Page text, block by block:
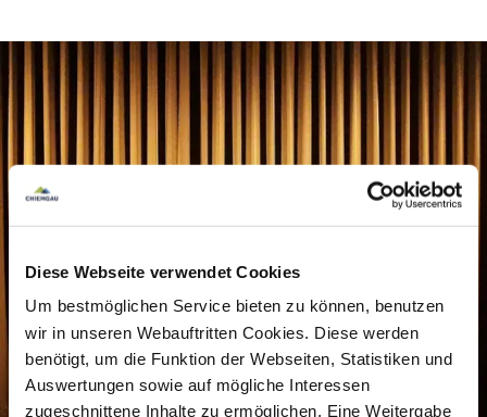
Diese Webseite verwendet Cookies
Um bestmöglichen Service bieten zu können, benutzen
wir in unseren Webauftritten Cookies. Diese werden
benötigt, um die Funktion der Webseiten, Statistiken und
Auswertungen sowie auf mögliche Interessen
zugeschnittene Inhalte zu ermöglichen. Eine Weitergabe
wahrhaftig, vom Leben diktiert. Es ist auch die
Geschichte seiner Familie. Und eine über Musik.
Die trägt Josef Brustmann durchs ganze Leben.
Für das es, wie er schreibt, allerdings keine
Generalprobe gibt.
ihn mit seinem Buch „JEDER IST WER“ bereits
herzlich willkommen.
„Wer auf der Ost-Seite des Starnberger Sees lebt,